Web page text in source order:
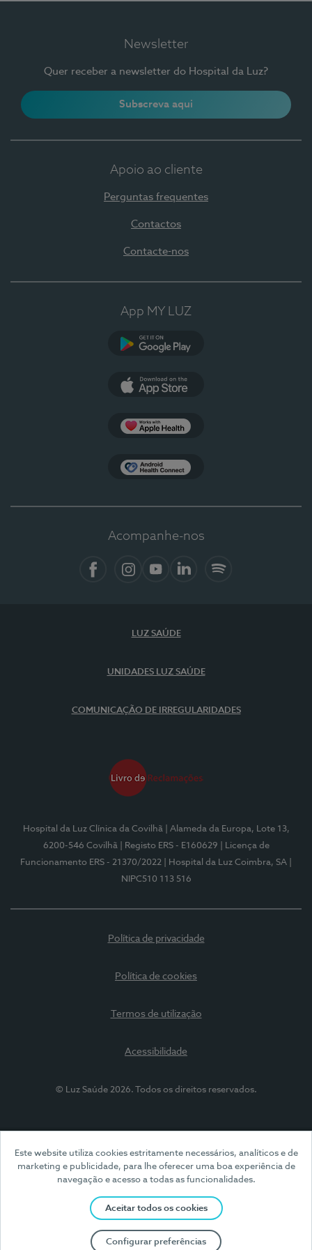
Este website utiliza cookies estritamente necessários, analíticos e de
marketing e publicidade, para lhe oferecer uma boa experiência de
navegação e acesso a todas as funcionalidades.
Aceitar todos os cookies
Configurar preferências
Newsletter
Quer receber a newsletter do Hospital da Luz?
Subscreva aqui
Apoio ao cliente
Perguntas frequentes
Contactos
Contacte-nos
App MY LUZ
Acompanhe-nos
LUZ SAÚDE
UNIDADES LUZ SAÚDE
COMUNICAÇÃO DE IRREGULARIDADES
Hospital da Luz Clínica da Covilhã
| Alameda da Europa, Lote 13,
6200-546 Covilhã
| Registo ERS - E160629
| Licença de
Funcionamento ERS - 21370/2022
| Hospital da Luz Coimbra, SA
NIPC510 113 516
Política de privacidade
Política de cookies
Termos de utilização
Acessibilidade
© Luz Saúde 2026. Todos os direitos reservados.